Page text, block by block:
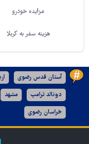
مزایده خودرو
هزینه سفر به کربلا
آستان قدس رضوی
دونالد ترامپ مشهد
خراسان رضوی